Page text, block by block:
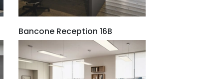
Bancone Reception 16B